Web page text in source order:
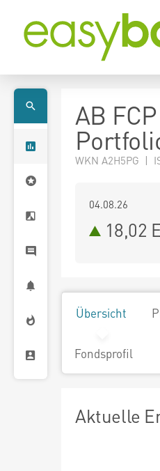
AB
WKN A2H5PG |
04.08.26
18,02
Übersicht
Fondsprofil
Aktuelle